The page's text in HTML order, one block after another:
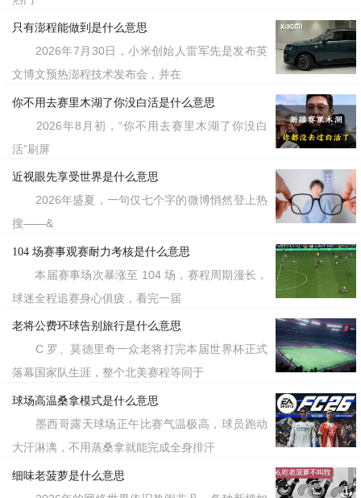
只有澎程能做到是什么意思
2026年7月30日，小米创始人雷军先是发布英
文博文预热澎程技术发布会，并在
你不用去赛里木湖了你没白活是什么意思
2026年8月初，“你不用去赛里木湖了你没白
活”刷屏
近视眼先享受世界是什么意思
2026年盛夏，一句仅七个字的微博悄然登上热
搜——&
104 场赛事观赛耐力考核是什么意思
本届赛事场次暴涨至 104 场，赛程周期漫长，
球迷全程追赛身心俱疲，看完一届
老将公费环球告别旅行是什么意思
C 罗、莫德里奇一众老将打完本届世界杯正式
落幕国家队生涯，整个北美赛程等同于
球场高温桑拿模式是什么意思
墨西哥露天球场正午比赛气温极高，球员跑动
大汗淋漓，不用蒸桑拿就能完成全身排汗
细味老菠萝是什么意思